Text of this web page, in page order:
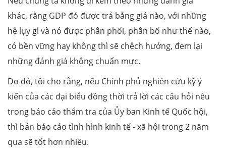
khác, rằng GDP đó được trả bằng giá nào, với những
hệ lụy gì và nó được phân phối, phân bổ như thế nào,
có bền vững hay không thì sẽ chệch hướng, đem lại
những đánh giá không chuẩn mực.
Do đó, tôi cho rằng, nếu Chính phủ nghiên cứu kỹ ý
kiến của các đại biểu đồng thời trả lời các câu hỏi nêu
trong báo cáo thẩm tra của Ủy ban Kinh tế Quốc hội,
thì bản báo cáo tình hình kinh tế - xã hội trong 2 năm
qua sẽ tốt hơn nhiều.